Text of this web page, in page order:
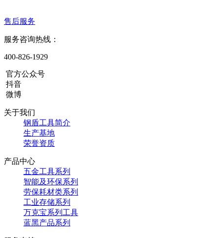
售后服务
服务咨询热线：
400-826-1929
官方公众号
抖音
微博
关于我们
钢盾工具简介
生产基地
荣誉资质
产品中心
五金工具系列
智能及环保系列
劳保耗材类系列
工业存储系列
万克宝系列工具
蓝黑产品系列